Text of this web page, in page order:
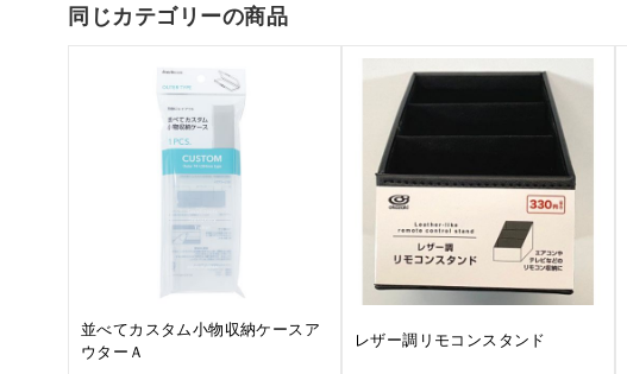
同じカテゴリーの商品
並べてカスタム小物収納ケースア
ウターＡ
レザー調リモコンスタンド